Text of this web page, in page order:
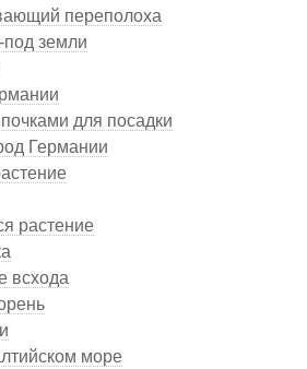
переполоха
под земли
для посадки
Германии
растение
всхода
море